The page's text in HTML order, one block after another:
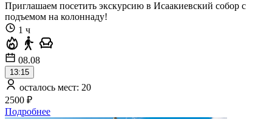
Приглашаем посетить экскурсию в Исаакиевский собор с
подъемом на колоннаду!
1 ч
08.08
13:15
осталось мест: 20
2500 ₽
Подробнее